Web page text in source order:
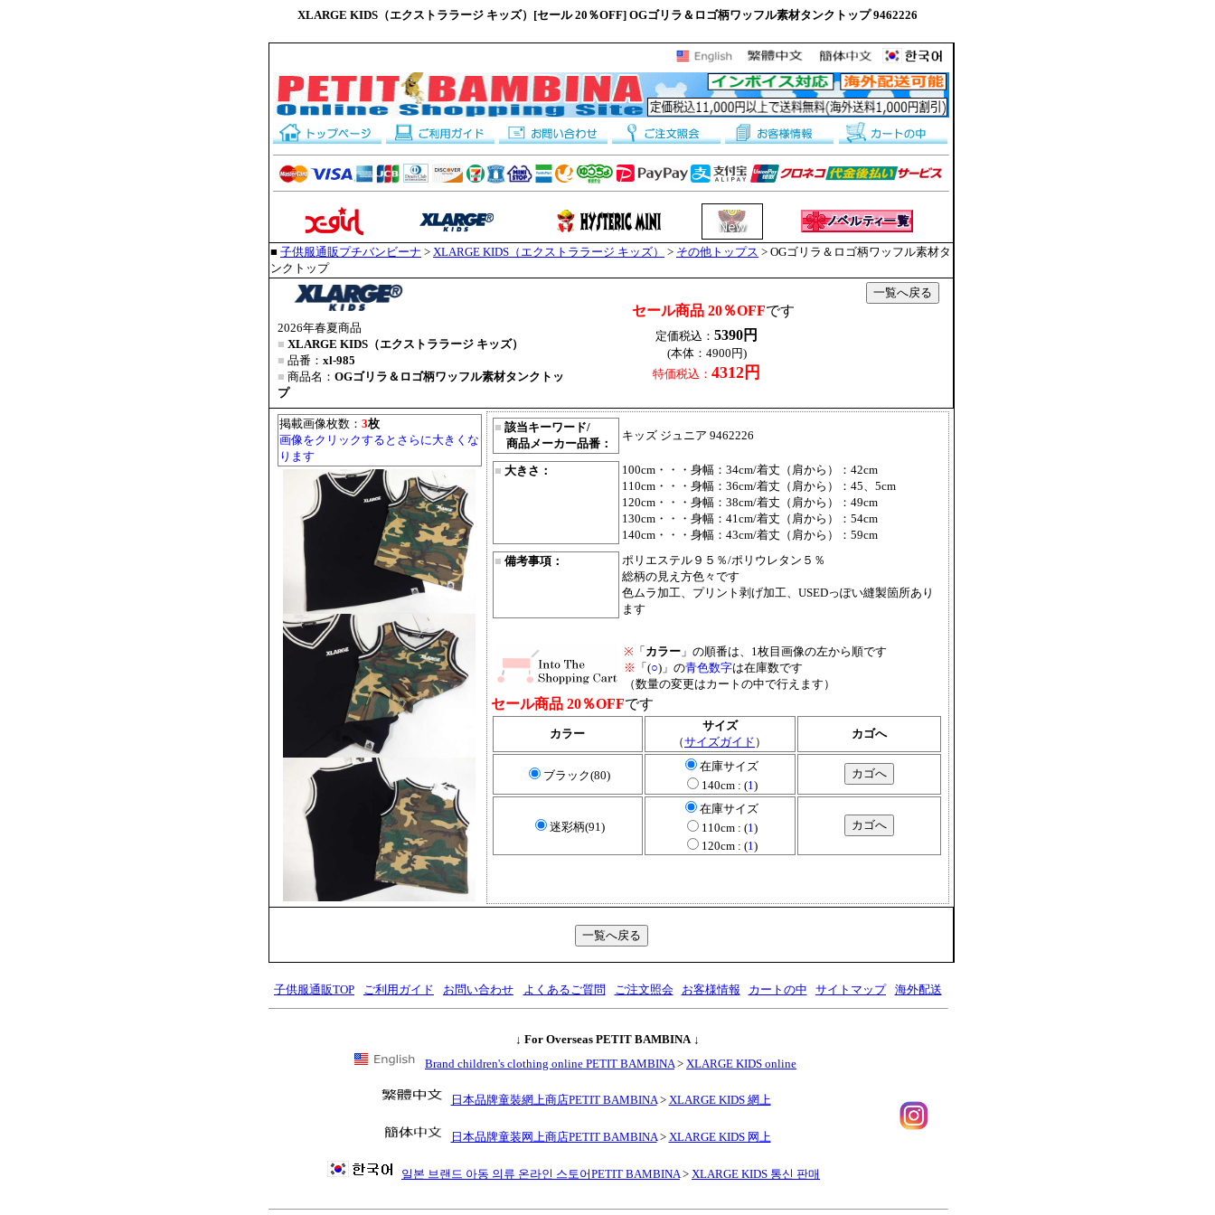
XLARGE KIDS（エクストララージ キッズ）[セール 20％OFF] OGゴリラ＆ロゴ柄ワッフル素材タンクトップ 9462226
■ 子供服通販プチバンビーナ > XLARGE KIDS（エクストララージ キッズ） > その他トップス > OGゴリラ＆ロゴ柄ワッフル素材タ
ンクトップ
セール商品 20％OFFです
定価税込： 5390円
(本体：4900円)
特価税込： 4312円
2026年春夏商品
■ XLARGE KIDS（エクストララージ キッズ）
■ 品番： xl-985
■ 商品名： OGゴリラ＆ロゴ柄ワッフル素材タンクトッ
プ
掲載画像枚数： 3枚
画像をクリックするとさらに大きくな
ります
■ 該当キーワード/
商品メーカー品番：
キッズ ジュニア 9462226
■ 大きさ：
100cm・・・身幅：34cm/着丈（肩から）：42cm
110cm・・・身幅：36cm/着丈（肩から）：45、5cm
120cm・・・身幅：38cm/着丈（肩から）：49cm
130cm・・・身幅：41cm/着丈（肩から）：54cm
140cm・・・身幅：43cm/着丈（肩から）：59cm
■ 備考事項：
ポリエステル９５％/ポリウレタン５％
総柄の見え方色々です
色ムラ加工、プリント剥げ加工、USEDっぽい縫製箇所あり
ます
※「 カラー」の順番は、1枚目画像の左から順です
※ 「(○)」の青色数字は在庫数です
（数量の変更はカートの中で行えます）
セール商品 20％OFFです
カラー
サイズ
（サイズガイド ）
カゴへ
ブラック(80)
在庫サイズ
140cm : (1)
迷彩柄(91)
在庫サイズ
110cm : (1)
120cm : (1)
子供服通販TOP ご利用ガイド お問い合わせ よくあるご質問 ご注文照会 お客様情報 カートの中 サイトマップ 海外配送
↓ For Overseas PETIT BAMBINA↓
Brand children's clothing online PETIT BAMBINA> XLARGE KIDS online
日本品牌童裝網上商店PETIT BAMBINA> XLARGE KIDS 網上
日本品牌童装网上商店PETIT BAMBINA> XLARGE KIDS 网上
일본 브랜드 아동 의류 온라인 스토어PETIT BAMBINA> XLARGE KIDS 통신 판매